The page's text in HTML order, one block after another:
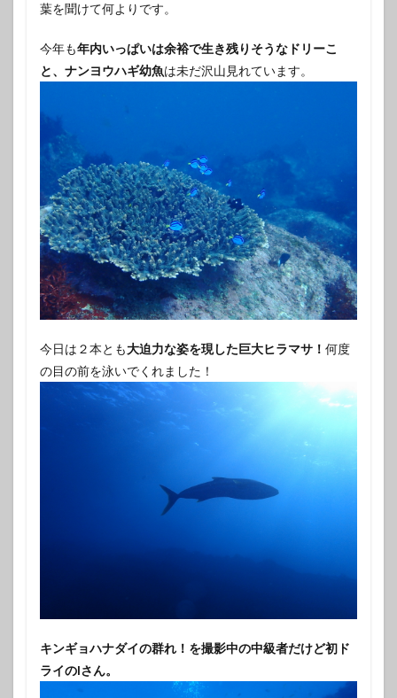
葉を聞けて何よりです。
今年も年内いっぱいは余裕で生き残りそうなドリーこ
と、ナンヨウハギ幼魚は未だ沢山見れています。
今日は２本とも大迫力な姿を現した巨大ヒラマサ！ 何度
の目の前を泳いでくれました！
キンギョハナダイの群れ！を撮影中の中級者だけど初ド
ライのIさん。